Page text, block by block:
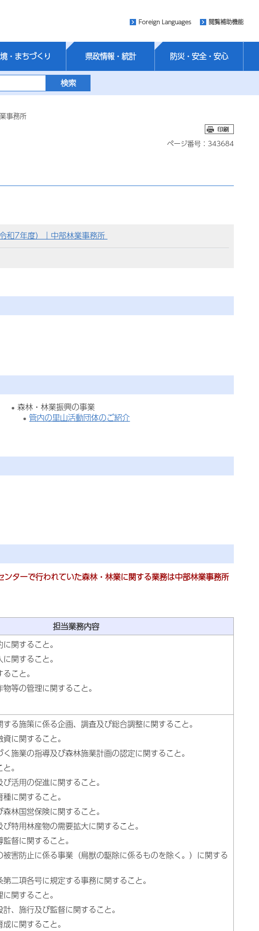
Foreign Languages 閲覧補助機能
・まちづくり 県政情報・統計 防災・安全・安心
事務所
ページ番号：343684
和7年度）｜中部林業事務所
森林・林業振興の事業
管内の里山活動団体のご紹介
ターで行われていた森林・林業に関する業務は中部林業事務所
担当業務内容
関すること。
関すること。
こと。
等の管理に関すること。
る施策に係る企画、調査及び総合調整に関すること。
に関すること。
施業の指導及び森林施業計画の認定に関すること。
。
活用の促進に関すること。
に関すること。
林国営保険に関すること。
特用林産物の需要拡大に関すること。
督に関すること。
害防止に係る事業（鳥獣の駆除に係るものを除く。）に関する
二項各号に規定する事務に関すること。
関すること。
、施行及び監督に関すること。
に関すること。